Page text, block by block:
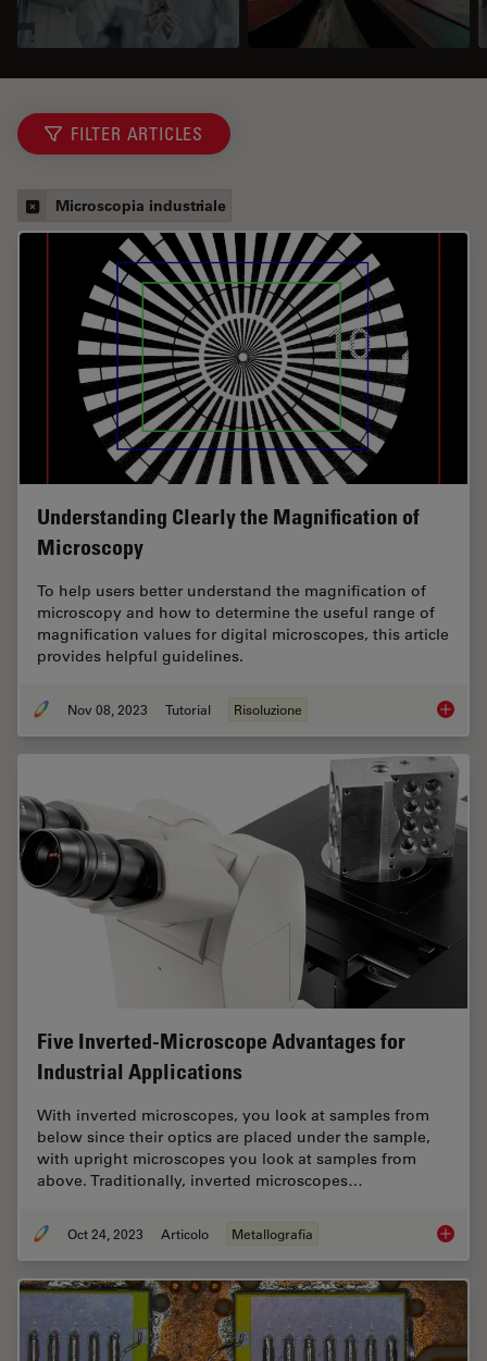
FILTER ARTICLES
Microscopia industriale
Understanding Clearly the Magnification of
Microscopy
To help users better understand the magnification of
microscopy and how to determine the useful range of
magnification values for digital microscopes, this article
provides helpful guidelines.
Nov 08, 2023 Tutorial Risoluzione
Five Inverted-Microscope Advantages for
Industrial Applications
With inverted microscopes, you look at samples from
below since their optics are placed under the sample,
with upright microscopes you look at samples from
above. Traditionally, inverted microscopes…
Oct 24, 2023 Articolo Metallografia Five